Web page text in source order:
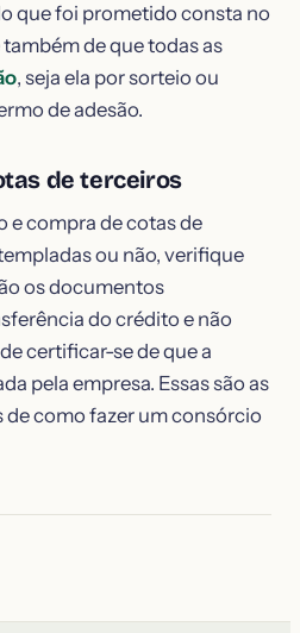
que foi prometido consta no
de que todas as
, seja ela por sorteio ou
de adesão.
de terceiros
e compra de cotas de
ou não, verifique
os documentos
do crédito e não
certificar-se de que a
pela empresa. Essas são as
como fazer um consórcio